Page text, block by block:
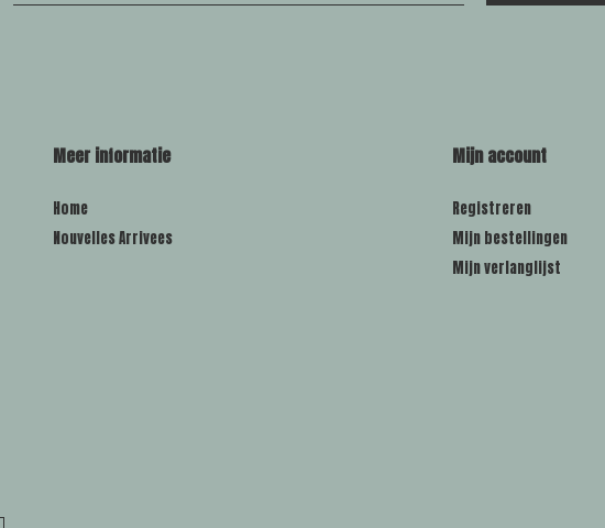
Meer informatie
Home
Nouvelles Arrivees
Mijn account
Registreren
Mijn bestellingen
Mijn verlanglijst